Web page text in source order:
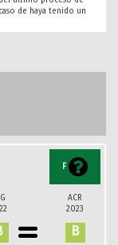
de haya tenido un
F
ACR
2023
B